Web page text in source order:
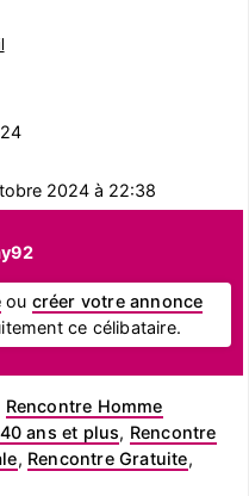
2024 à 22:38
ou créer votre annonce
ce célibataire.
Rencontre Homme
ans et plus, Rencontre
, Rencontre Gratuite,